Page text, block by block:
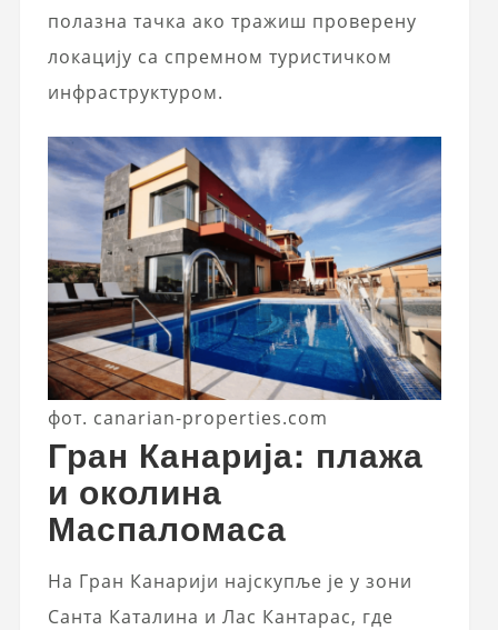
полазна тачка ако тражиш проверену
локацију са спремном туристичком
инфраструктуром.
фот. canarian-properties.com
Гран Канарија: плажа
и околина
Маспаломаса
На Гран Канарији најскупље је у зони
Санта Каталина и Лас Кантарас, где